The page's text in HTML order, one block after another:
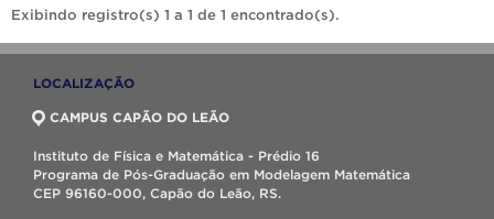
Exibindo registro(s) 1 a 1 de 1 encontrado(s).
LOCALIZAÇÃO
CAMPUS CAPÃO DO LEÃO
Instituto de Física e Matemática - Prédio 16
Programa de Pós-Graduação em Modelagem Matemática
CEP 96160-000, Capão do Leão, RS.